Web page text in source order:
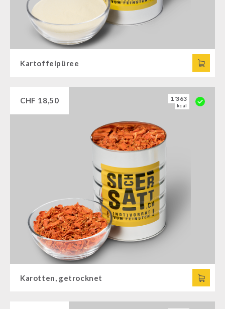
Kartoffelpüree
CHF 18,50 1'363
kcal
Karotten, getrocknet